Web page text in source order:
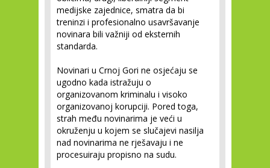
medijske zajednice, smatra da bi
treninzi i profesionalno usavršavanje
novinara bili važniji od eksternih
standarda.
Novinari u Crnoj Gori ne osjećaju se
ugodno kada istražuju o
organizovanom kriminalu i visoko
organizovanoj korupciji. Pored toga,
strah među novinarima je veći u
okruženju u kojem se slučajevi nasilja
nad novinarima ne rješavaju i ne
procesuiraju propisno na sudu.